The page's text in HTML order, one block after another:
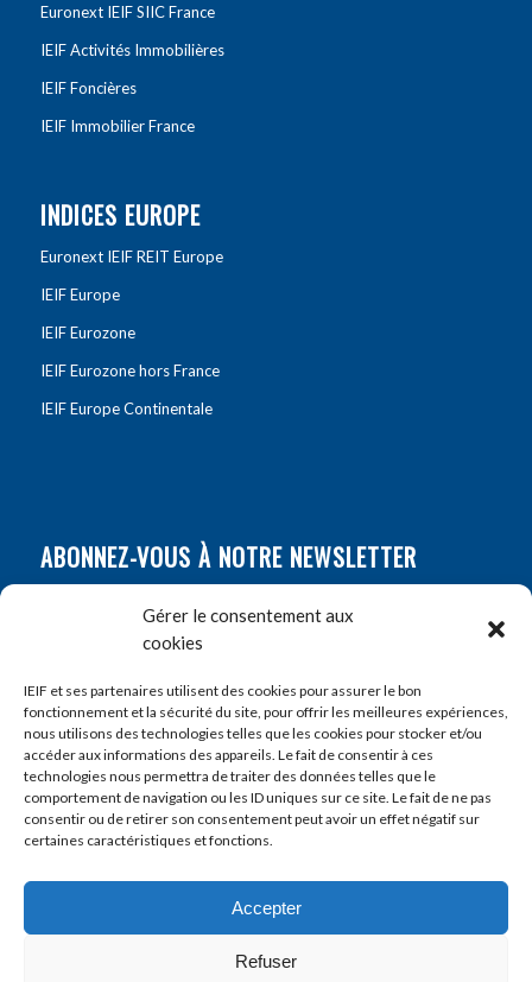
Gérer le consentement aux
cookies
IEIF et ses partenaires utilisent des cookies pour assurer le bon
fonctionnement et la sécurité du site, pour offrir les meilleures expériences,
nous utilisons des technologies telles que les cookies pour stocker et/ou
accéder aux informations des appareils. Le fait de consentir à ces
technologies nous permettra de traiter des données telles que le
comportement de navigation ou les ID uniques sur ce site. Le fait de ne pas
consentir ou de retirer son consentement peut avoir un effet négatif sur
certaines caractéristiques et fonctions.
Accepter
Refuser
Euronext IEIF SIIC France
IEIF Activités Immobilières
IEIF Foncières
IEIF Immobilier France
INDICES EUROPE
Euronext IEIF REIT Europe
IEIF Europe
IEIF Eurozone
IEIF Eurozone hors France
IEIF Europe Continentale
ABONNEZ-VOUS À NOTRE NEWSLETTER
Prénom*
E-mail*